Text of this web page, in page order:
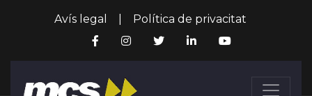
Avís legal Política de privacitat